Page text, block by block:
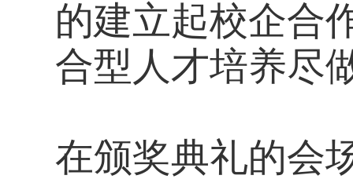
的建立起校企合
合型人才培养尽
在颁奖典礼的会